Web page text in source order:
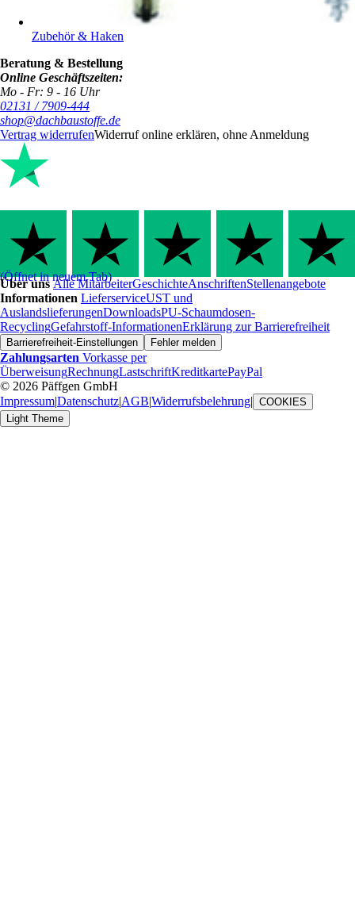
Zubehör & Haken
Beratung & Bestellung
Online Geschäftszeiten:
Mo - Fr: 9 - 16 Uhr
02131 / 7909-444
shop@dachbaustoffe.de
Vertrag widerrufenWiderruf online erklären, ohne Anmeldung
(Öffnet in neuem Tab)
Über unsAlle MitarbeiterGeschichteAnschriftenStellenangebote
Informationen LieferserviceUST und
AuslandslieferungenDownloadsPU-Schaumdosen-
RecyclingGefahrstoff-InformationenErklärung zur Barrierefreiheit
Barrierefreiheit-Einstellungen Fehler melden
Zahlungsarten Vorkasse per
ÜberweisungRechnungLastschriftKreditkartePayPal
© 2026 Päffgen GmbH
Impressum|Datenschutz|AGB|Widerrufsbelehrung| COOKIES
Light Theme